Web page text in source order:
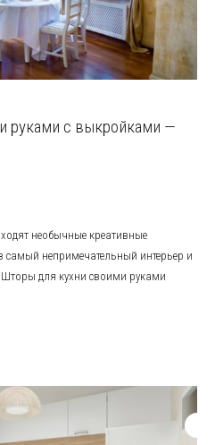
руками с выкройками —
необычные креативные
самый непримечательный интерьер и
для кухни своими руками